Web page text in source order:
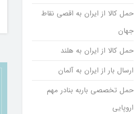
حمل کالا از ایران به اقصی نقاط
جهان
حمل کالا از ایران به هلند
ارسال بار از ایران به آلمان
حمل تخصصی باربه بنادر مهم
اروپایی